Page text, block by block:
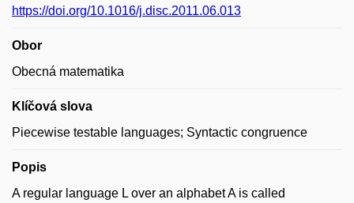
https://doi.org/10.1016/j.disc.2011.06.013
Obor
Obecná matematika
Klíčová slova
Piecewise testable languages; Syntactic congruence
Popis
A regular language L over an alphabet A is called